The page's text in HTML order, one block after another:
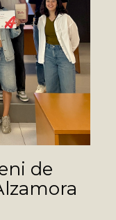
de